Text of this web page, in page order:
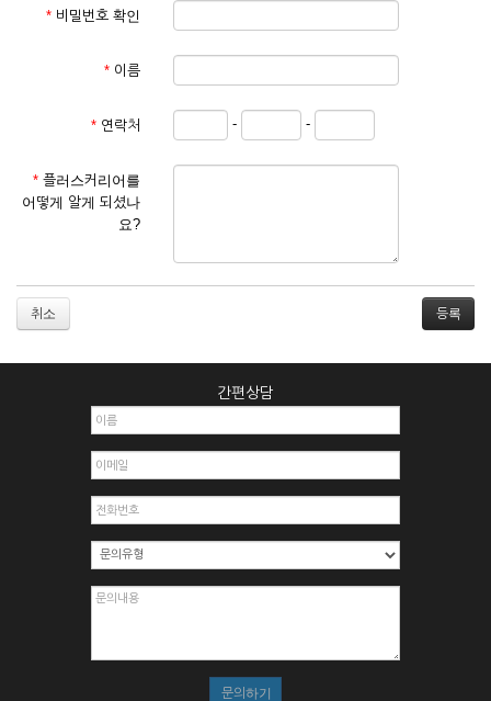
관계법령의 규정에 따릅니다.
① 서비스 이용계약은 서비스 이용 희망자가 본 약관에 동의한
를 심사, 승낙함으로써 성립하며, 회사는 신청자의 실명 확인 절
차를 밟을 수 있습니다.
② 회원가입시 입력한 ID는 변경할 수 없으며, 회원 1인당 한 개
의 ID가 발급됩니다. 부득이한 경우로 인해 변경하고자 하는 경
거절하거나 취소할 수 있으며, 실명으로 등록하지 않은 자의 일
2. 개인정보를 허위로 기재하여 신청할 경우
3. 경쟁 관게에 있는 이용자가 신청할 경우
4. 타인의 서비스 이용을 방해하거나, 정보를 도용한 경우
6. 이용자가 영업활동 또는 부정한 용도로 본 서비스를 이용할
7. 회사의 정보를 사전 승낙 없이 전재, 변조, 복사하여 이용하
8. 기타 회사가 정한 제반 사항을 위반하며 신청하는 경우
제5조 (서비스의 이용 및 중지)
② 시스템 점검, 교체 및 고장, 기술적인 이유, 국가비상사태, 정
스가 불가능할 경우 회사는 사전 공지나 예고 없이 서비스의 전
* 비밀번호 확인
* 이름
* 연락처 - -
* 플러스커리어를
어떻게 알게 되셨나
요?
취소
간편상담